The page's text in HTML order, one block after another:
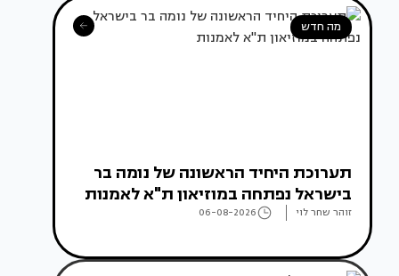
מה חדש
תערוכת היחיד הראשונה של נומה בר
בישראל נפתחה במוזיאון ת"א לאמנות
זוהר שחר לוי 06-08-2026